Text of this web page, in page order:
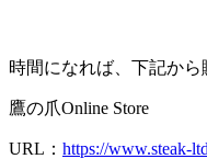
時間になれば、下記から
鷹の爪Online Store
URL： https://www.steak-